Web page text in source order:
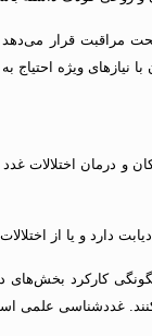
مراقبت قرار می‌دهد
نیازهای ویژه
و درمان اختلالات
دارد و یا از
کارکرد بخش‌های
غددشناسی علمی